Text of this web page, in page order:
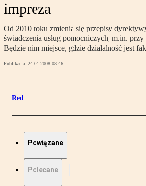
impreza
Od 2010 roku zmienią się przepisy
świadczenia usług pomocniczych, m.in.
Będzie nim miejsce, gdzie działalność jest
Publikacja: 24.04.2008 08:46
Red
Powiązane
Polecane